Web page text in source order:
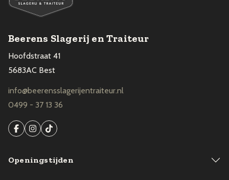
Beerens Slagerij en Traiteur
Hoofdstraat 41
5683AC Best
info@beerensslagerijentraiteur.nl
0499 - 37 13 36
Openingstijden